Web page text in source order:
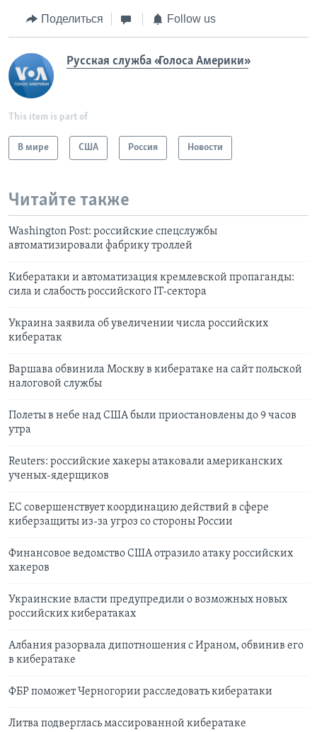
Поделиться Follow us
Русская служба «Голоса Америки»
This item is part of
В мире США Россия Новости
Читайте также
Washington Post: российские спецслужбы
автоматизировали фабрику троллей
Кибератаки и автоматизация кремлевской пропаганды:
сила и слабость российского IT-сектора
Украина заявила об увеличении числа российских
кибератак
Варшава обвинила Москву в кибератаке на сайт польской
налоговой службы
Полеты в небе над США были приостановлены до 9 часов
утра
Reuters: российские хакеры атаковали американских
ученых-ядерщиков
ЕС совершенствует координацию действий в сфере
киберзащиты из-за угроз со стороны России
Финансовое ведомство США отразило атаку российских
хакеров
Украинские власти предупредили о возможных новых
российских кибератаках
Албания разорвала дипотношения с Ираном, обвинив его
в кибератаке
ФБР поможет Черногории расследовать кибератаки
Литва подверглась массированной кибератаке